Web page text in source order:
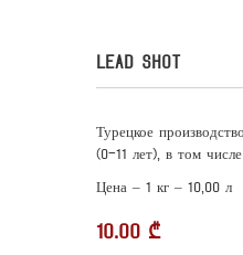
LEAD SHOT
Турецкое
(0-11 лет), в том
Цена – 1 кг – 10,00 л
10.00 ₾